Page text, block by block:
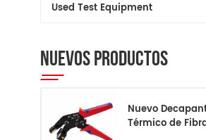
Used Test Equipment
NUEVOS PRODUCTOS
Nuevo
Térmico de